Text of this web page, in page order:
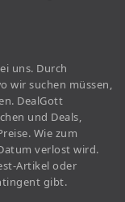
uns. Durch
wir suchen müssen,
DealGott
und Deals,
Wie zum
verlost wird.
Artikel oder
gibt.